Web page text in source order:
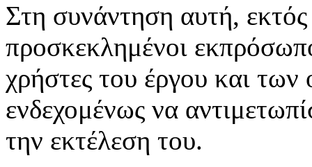
Στη συνάντηση αυτή,
προσκεκλημένοι
χρήστες του έργου και των
ενδεχομένως να
την εκτέλεση του.